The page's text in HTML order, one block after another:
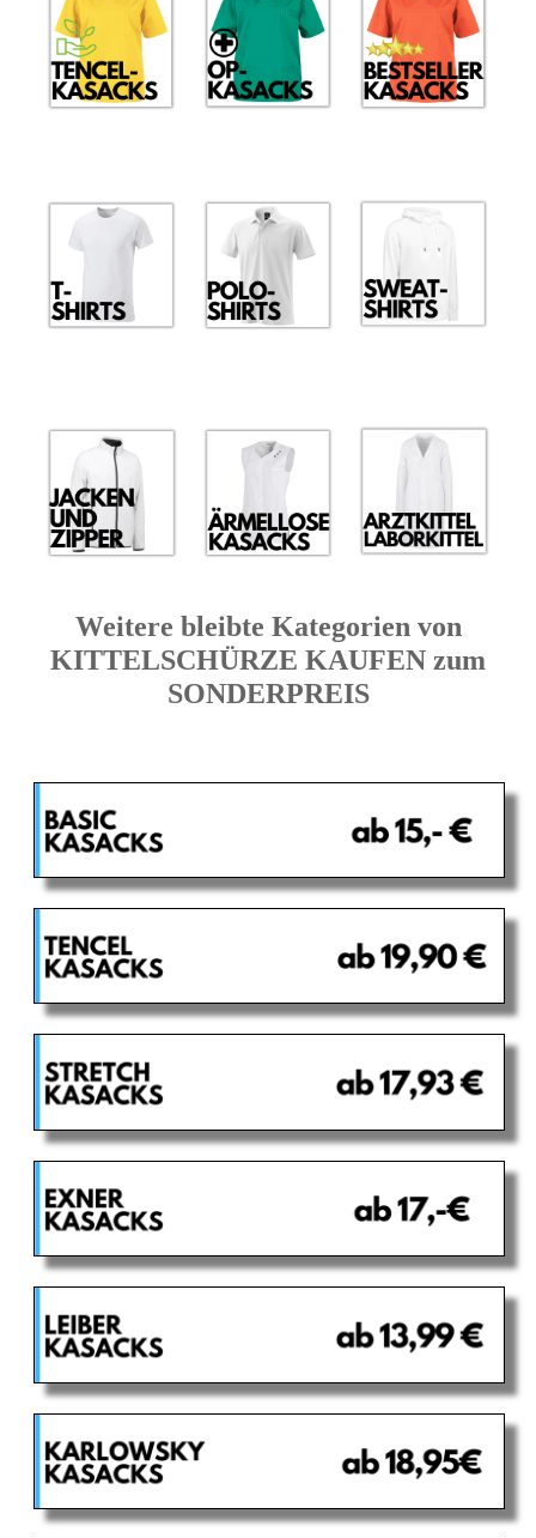
Weitere bleibte Kategorien von
KITTELSCHÜRZE KAUFEN zum
SONDERPREIS